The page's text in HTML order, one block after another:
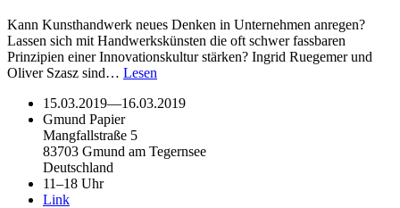
Kann Kunsthandwerk neues Denken in Unternehmen anregen?
Lassen sich mit Handwerkskünsten die oft schwer fassbaren
Prinzipien einer Innovationskultur stärken? Ingrid Ruegemer und
Oliver Szasz sind… Lesen
15.03.2019—16.03.2019
Gmund Papier
Mangfallstraße 5
83703 Gmund am Tegernsee
Deutschland
11–18 Uhr
Link